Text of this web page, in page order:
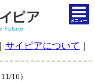
サイピアについて
16）